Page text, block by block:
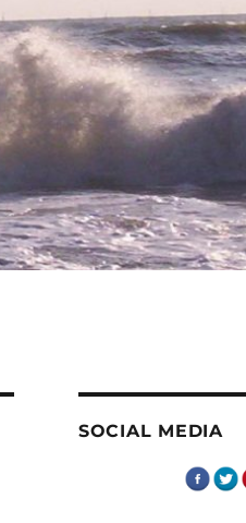
SOCIAL MEDIA